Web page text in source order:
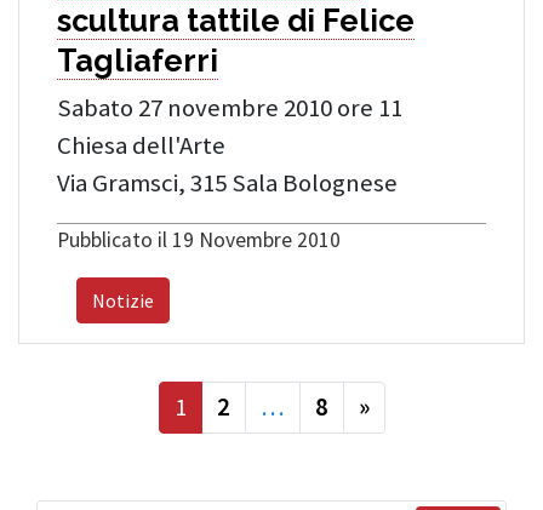
scultura tattile di Felice
Tagliaferri
Sabato 27 novembre 2010 ore 11
Chiesa dell'Arte
Via Gramsci, 315 Sala Bolognese
Pubblicato il 19 Novembre 2010
Notizie
1 2 … 8 successiva
»